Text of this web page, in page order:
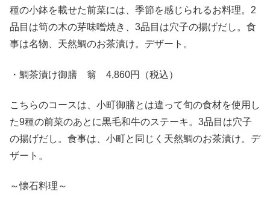
種の小鉢を載せた前菜には、季節を感じられるお料理。2
品目は筍の木の芽味噌焼き、3品目は穴子の揚げだし。食
事は名物、天然鯛のお茶漬け。デザート。
・鯛茶漬け御膳 翁 4,860円（税込）
こちらのコースは、小町御膳とは違って旬の食材を使用し
た9種の前菜のあとに黒毛和牛のステーキ。3品目は穴子
の揚げだし。食事は、小町と同じく天然鯛のお茶漬け。デ
ザート。
～懐石料理～